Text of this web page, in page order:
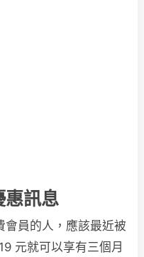
訊息
員的人，應該最近被
元就可以享有三個月